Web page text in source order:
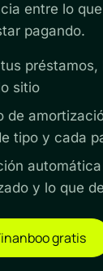
entre lo
pagando.
sitio
de
tipo y cada
y lo que
gratis